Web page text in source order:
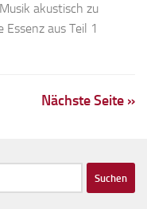
akustisch zu
aus Teil 1
Nächste Seite »